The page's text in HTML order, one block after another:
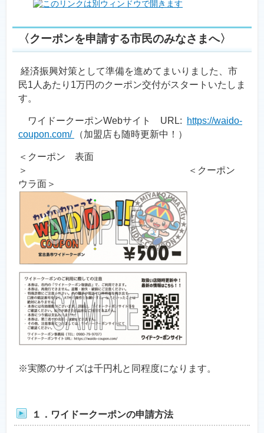
〈クーポンを申請する市民のみなさまへ〉
経済振興対策として準備を進めてまいりました、市
民1人あたり1万円のクーポン交付がスタートいたしま
す。
ワイドークーポンWebサイト URL:
https://waido-
coupon.com/
（加盟店も随時更新中！）
＜クーポン 表面
＞ ＜クーポン
ウラ面＞
※実際のサイズは千円札と同程度になります。
１．ワイドークーポンの申請方法